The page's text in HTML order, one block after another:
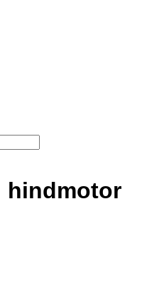
hindmotor